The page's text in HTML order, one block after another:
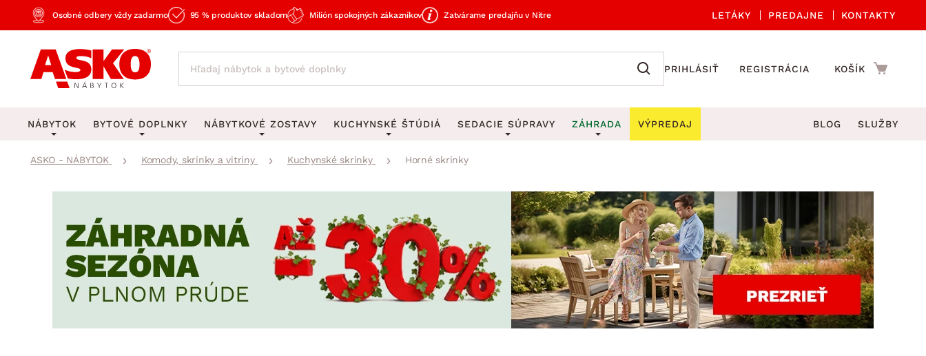
Osobné odbery vždy zadarmo 95 % produktov skladom Milión spokojných zákazníkov Zatvárame predajňu v Nitre LETÁKY PREDAJNE KONTAKTY
PRIHLÁSIŤ REGISTRÁCIA KOŠÍK
NÁBYTOK
Obývacia izba
Spálňa
BYTOVÉ DOPLNKY
KOBERCE
Veľké a stredné koberce
Detské koberce
Kúpeľňové predložky
OSVETLENIE
Stolové lampy a lampičky
Lustre a závesné svietidlá
Zobrazit vše
DEKORÁCIE
Obrazy
Zrkadlá
Hodiny
Vázy
Zobrazit vše
Vešiaky na kľúče
Stojany na dáždniky
Stojany na noviny
Stojany na oblečenie
Zobrazit vše
Kuchynské príslušenstvo
Kúpeľňové doplnky
Záhradné doplnky
ZÁHRADNÉ DOPLNKY VIANOCE
NÁBYTKOVÉ ZOSTAVY
Obývacie zostavy
Spálňové zostavy
Kancelárske zostavy
Kuchynské zostavy
Detské zostavy
Predsieňové zostavy
KUCHYNSKÉ ŠTÚDIÁ SEDACIE SÚPRAVY
Rohové sedacie súpravy
Sedacie súpravy 3-2-1
Sedacie súpravy na mieru
ZÁHRADA
Záhradné stoličky a kreslá
Záhradné lavice
Záhradné stoly
Záhradné hojdačky
Záhradné lehátka
Záhradné doplnky
VÝPREDAJ BLOG SLUŽBY
ASKO - NÁBYTOK Komody, skrinky a vitríny Kuchynské skrinky Horné skrinky